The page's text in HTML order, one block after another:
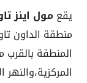
يقعمول اينز
منطقة الداون
المنطقة بالقرب
المركزية،والنهر